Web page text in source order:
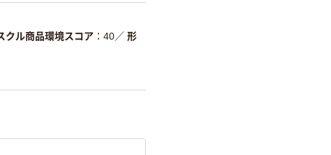
削減
詳細「
クル商品環境スコア 40／ 形